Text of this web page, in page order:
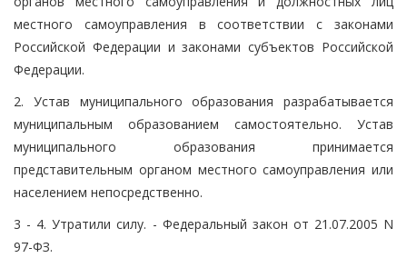
местного самоуправления в соответствии с законами
Российской Федерации и законами субъектов Российской
Федерации.
2. Устав муниципального образования разрабатывается
муниципальным образованием самостоятельно. Устав
муниципального образования принимается
представительным органом местного самоуправления или
населением непосредственно.
3 - 4. Утратили силу. - Федеральный закон от 21.07.2005 N
97-ФЗ.